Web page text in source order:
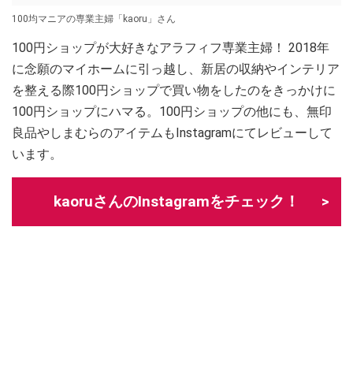
100均マニアの専業主婦「kaoru」さん
100円ショップが大好きなアラフィフ専業主婦！ 2018年
に念願のマイホームに引っ越し、新居の収納やインテリア
を整える際100円ショップで買い物をしたのをきっかけに
100円ショップにハマる。100円ショップの他にも、無印
良品やしまむらのアイテムもInstagramにてレビューして
います。
kaoruさんのInstagramをチェック！